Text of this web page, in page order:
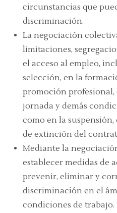
circunstancias que
discriminación.
La negociación
limitaciones,
el acceso al empleo,
selección, en la
promoción
jornada y demás
como en la suspensión,
de extinción del
Mediante la
establecer medidas de
prevenir, eliminar y
discriminación en el
condiciones de trabajo.